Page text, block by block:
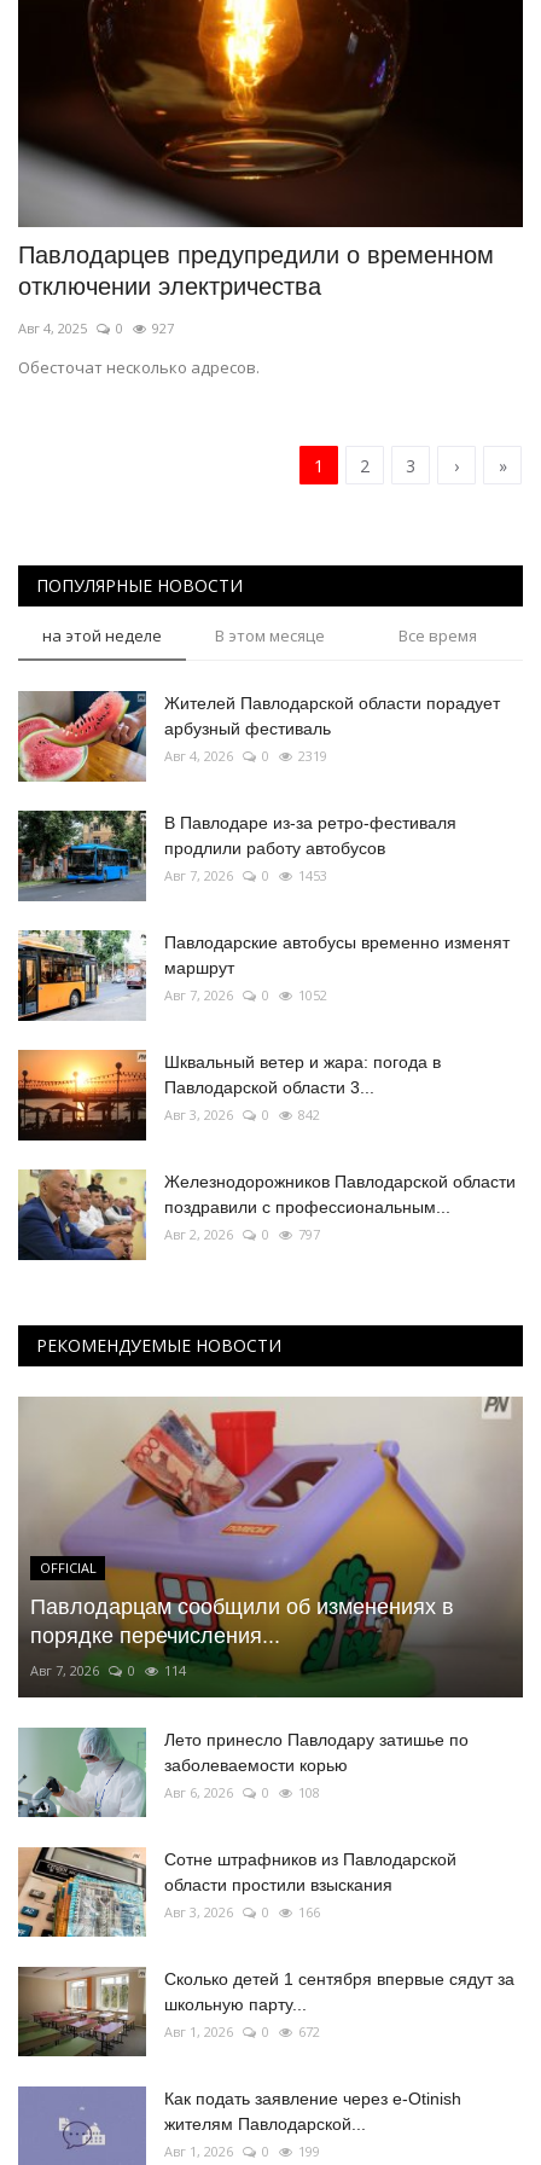
Павлодарцев предупредили о временном
отключении электричества
Авг 4, 2025 0 927
Обесточат несколько адресов.
1 2 3 › »
ПОПУЛЯРНЫЕ НОВОСТИ
на этой неделе В этом месяце Все время
Жителей Павлодарской области порадует
арбузный фестиваль
Авг 4, 2026 0 2319
В Павлодаре из-за ретро-фестиваля
продлили работу автобусов
Авг 7, 2026 0 1453
Павлодарские автобусы временно изменят
маршрут
Авг 7, 2026 0 1052
Шквальный ветер и жара: погода в
Павлодарской области 3...
Авг 3, 2026 0 842
Железнодорожников Павлодарской области
поздравили с профессиональным...
Авг 2, 2026 0 797
РЕКОМЕНДУЕМЫЕ НОВОСТИ
OFFICIAL
Павлодарцам сообщили об изменениях в
порядке перечисления...
Авг 7, 2026 0 114
Лето принесло Павлодару затишье по
заболеваемости корью
Авг 6, 2026 0 108
Сотне штрафников из Павлодарской
области простили взыскания
Авг 3, 2026 0 166
Сколько детей 1 сентября впервые сядут за
школьную парту...
Авг 1, 2026 0 672
Как подать заявление через e-Otinish
жителям Павлодарской...
Авг 1, 2026 0 199